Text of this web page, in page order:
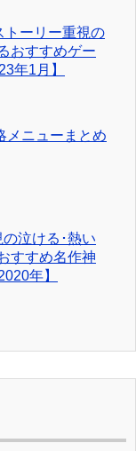
トーリー重視の
おすすめゲー
年1月】
メニューまとめ
泣ける･熱い
すすめ名作神
年】